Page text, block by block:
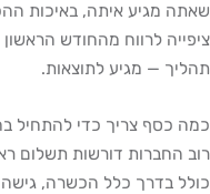
שאתה מגיע איתה, באיכות
ציפייה לרווח מהחודש
תהליך — מגיע לתוצאות.
כמה כסף צריך כדי להתחיל
כולל בדרך כלל הכשרה,